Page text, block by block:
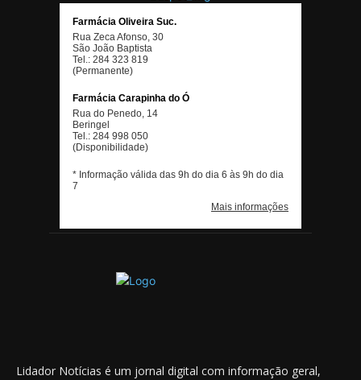
Lidador Notícias é um jornal digital com informação geral,